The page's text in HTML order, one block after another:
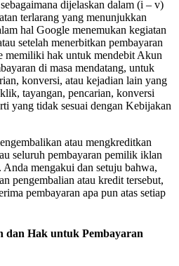
dijelaskan dalam (i – v)
terlarang yang menunjukkan
hal Google menemukan kegiatan
setelah menerbitkan pembayaran
memiliki hak untuk mendebit Akun
di masa mendatang, untuk
konversi, atau kejadian lain yang
tayangan, pencarian, konversi
yang tidak sesuai dengan Kebijakan
atau mengkreditkan
seluruh pembayaran pemilik iklan
mengakui dan setuju bahwa,
pengembalian atau kredit tersebut,
pembayaran apa pun atas setiap
dan Hak untuk Pembayaran